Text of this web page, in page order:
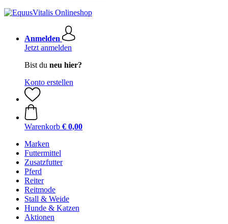
Anmelden
Jetzt anmelden
Bist du neu hier?
Konto erstellen
Warenkorb € 0,00
Marken
Futtermittel
Zusatzfutter
Pferd
Reiter
Reitmode
Stall & Weide
Hunde & Katzen
Aktionen